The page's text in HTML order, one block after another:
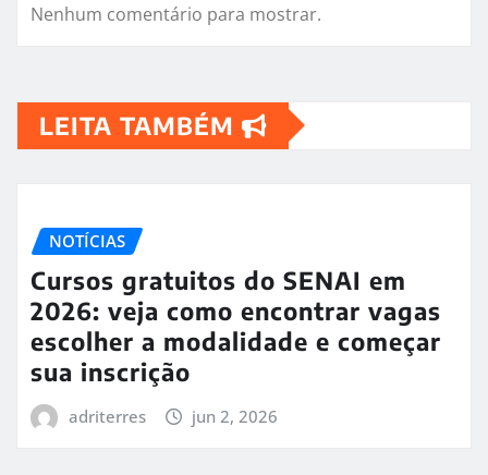
Nenhum comentário para mostrar.
LEITA TAMBÉM
NOTÍCIAS
Cursos gratuitos do SENAI em
2026: veja como encontrar vagas
escolher a modalidade e começar
sua inscrição
adriterres jun 2, 2026